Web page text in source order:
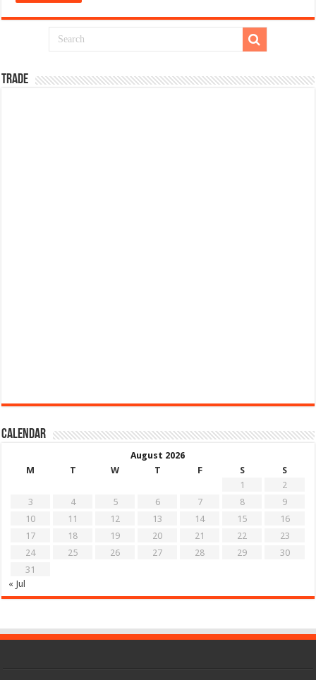
TRADE
Calendar
August 2026
M
T W T F S
S
1
2
3
4 5 6 7 8
9
10
11 12 13 14 15
16
17
18 19 20 21 22
23
24
25 26 27 28 29
30
31
« Jul